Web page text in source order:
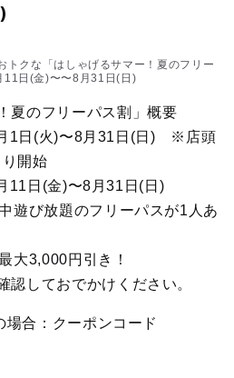
トクな「はしゃげるサマー！夏のフリー
11日(金)〜〜8月31日(日)
夏のフリーパス割」概要
1日(火)〜8月31日(日) ※店頭
開始
11日(金)〜8月31日(日)
遊び放題のフリーパスが1人あ
大3,000円引き！
認しておでかけください。
合：クーポンコード